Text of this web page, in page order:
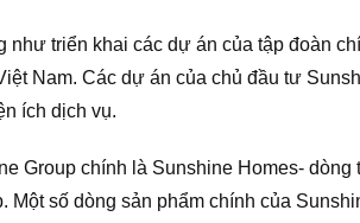
như triển khai các dự án của tập đoàn
Nam. Các dự án của chủ đầu tư
ích dịch vụ.
Group chính là Sunshine Homes-
Một số dòng sản phẩm chính của